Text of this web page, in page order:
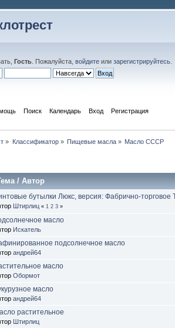
Гость . Пожалуйста, войдите или зарегистрируйтесь
Поиск Календарь Вход Регистрация
» Классификатор» Пищевые масла» Масло СССР
/Автор
бутылки Люкс, версия: Фабрично-торговое
Штирлиц « 1 2 3 »
масло
Искатель
подсолнечное масло
андрей64
масло
Обормот
масло
андрей64
растительное
Штирлиц